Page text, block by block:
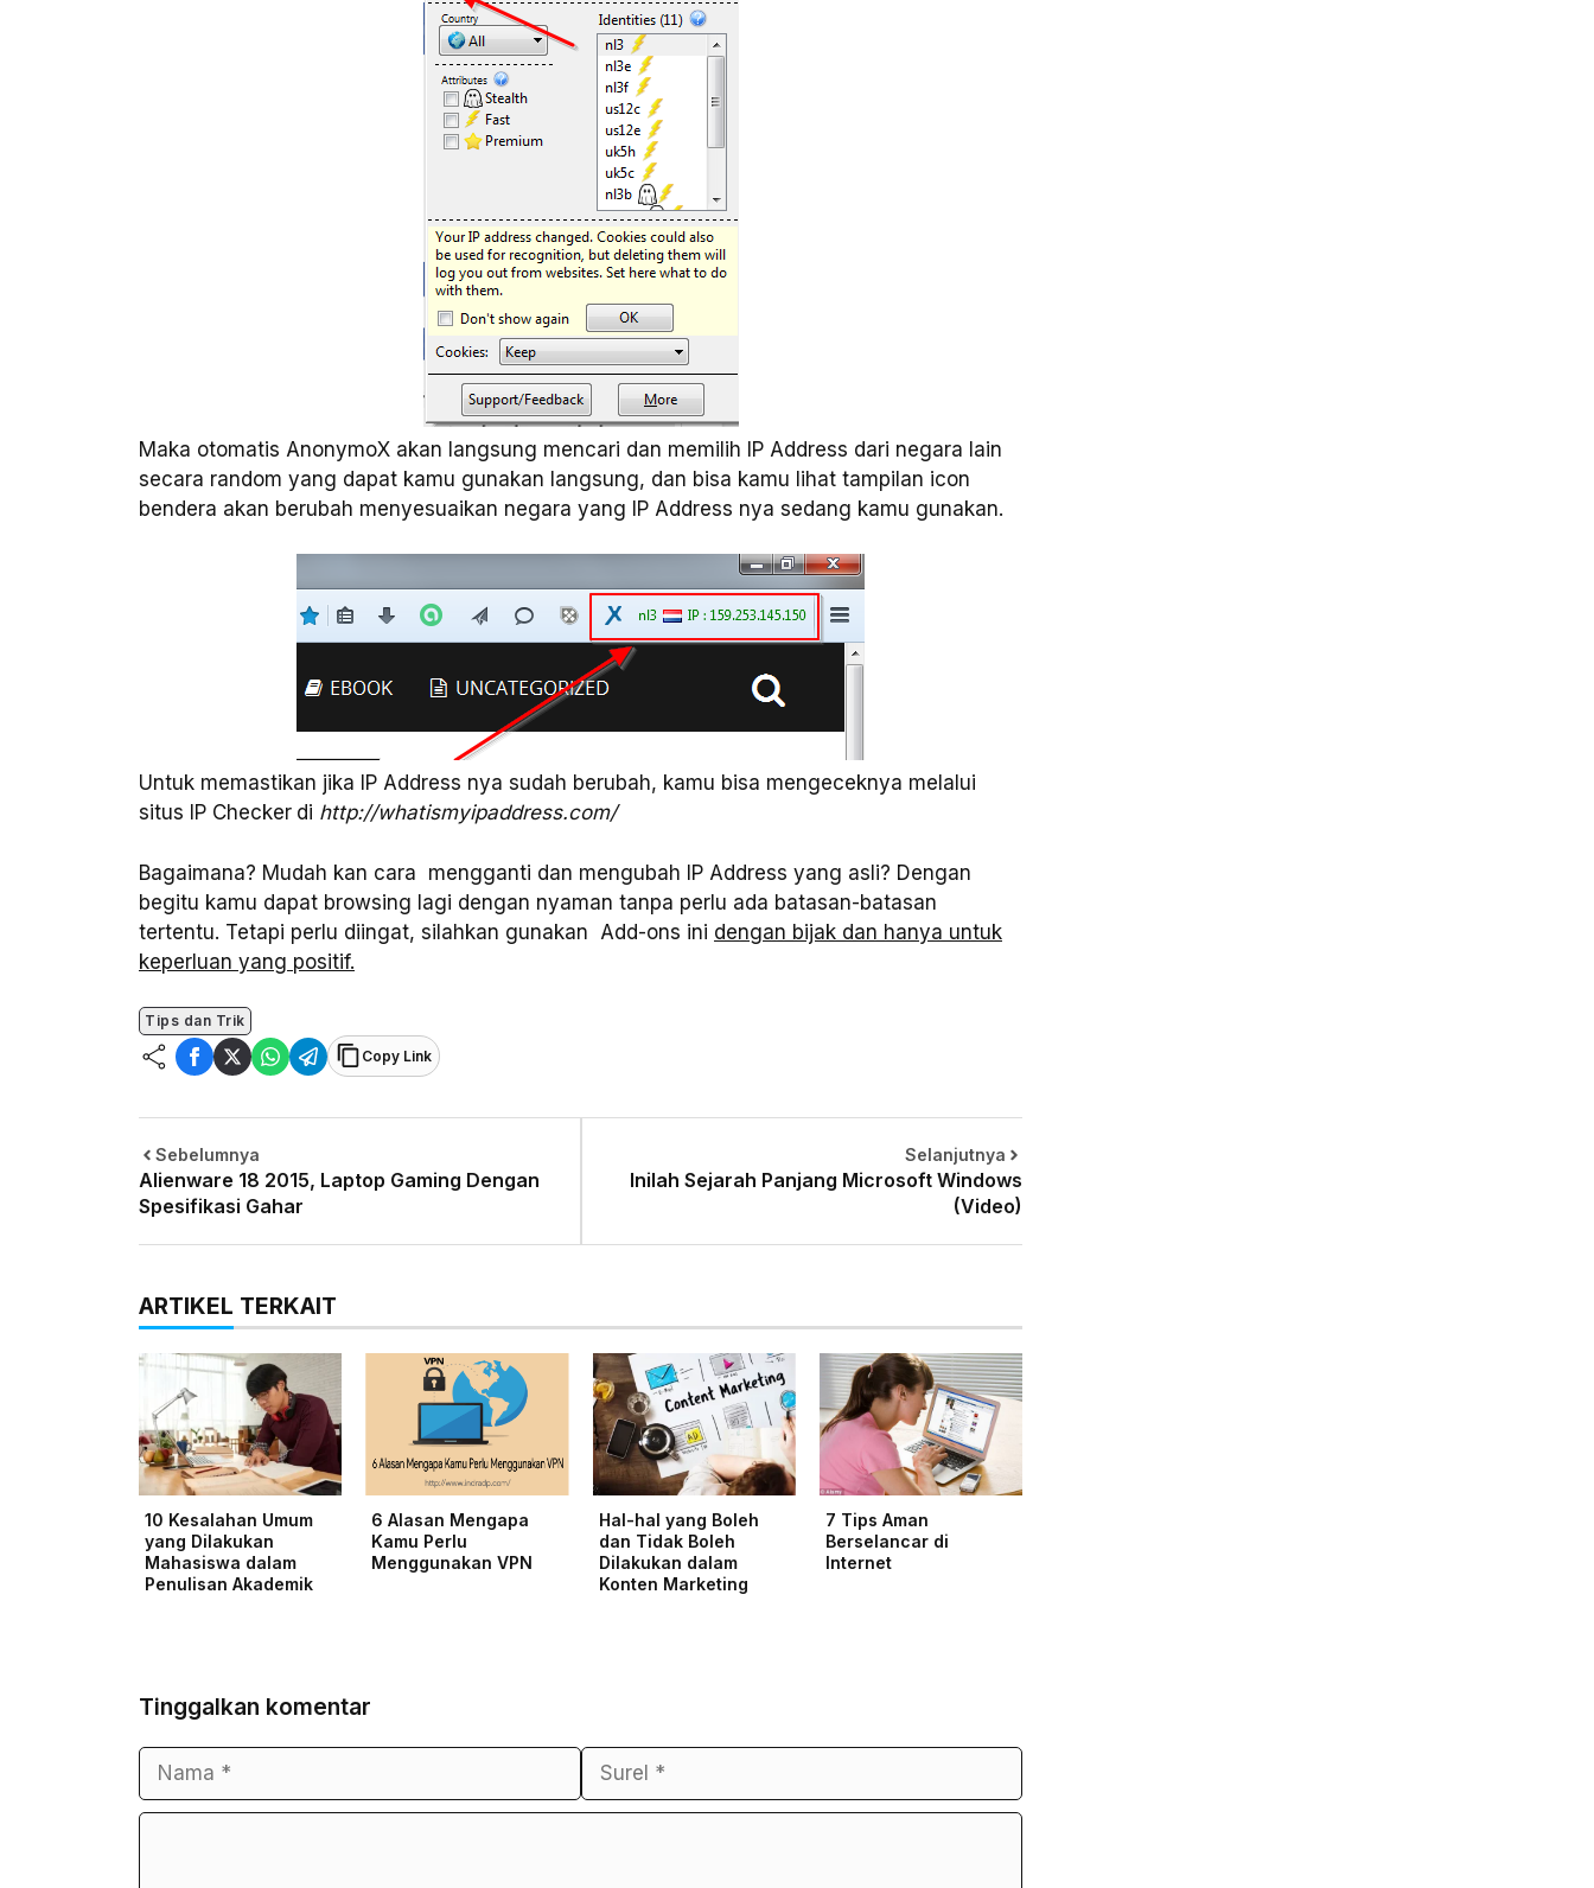
Maka otomatis AnonymoX akan langsung mencari dan memilih IP Address dari negara lain
secara random yang dapat kamu gunakan langsung, dan bisa kamu lihat tampilan icon
bendera akan berubah menyesuaikan negara yang IP Address nya sedang kamu gunakan.
Untuk memastikan jika IP Address nya sudah berubah, kamu bisa mengeceknya melalui
situs IP Checker di http://whatismyipaddress.com/
Bagaimana? Mudah kan cara mengganti dan mengubah IP Address yang asli? Dengan
begitu kamu dapat browsing lagi dengan nyaman tanpa perlu ada batasan-batasan
tertentu. Tetapi perlu diingat, silahkan gunakan Add-ons ini dengan bijak dan hanya untuk
keperluan yang positif.
Tips dan Trik
Copy Link
Sebelumnya
Alienware 18 2015, Laptop Gaming Dengan
Spesifikasi Gahar
Selanjutnya
Inilah Sejarah Panjang Microsoft Windows
(Video)
ARTIKEL TERKAIT
10 Kesalahan Umum
yang Dilakukan
Mahasiswa dalam
Penulisan Akademik
6 Alasan Mengapa
Kamu Perlu
Menggunakan VPN
Hal-hal yang Boleh
dan Tidak Boleh
Dilakukan dalam
Konten Marketing
7 Tips Aman
Berselancar di
Internet
Tinggalkan komentar
Nama
Surel
Komentar